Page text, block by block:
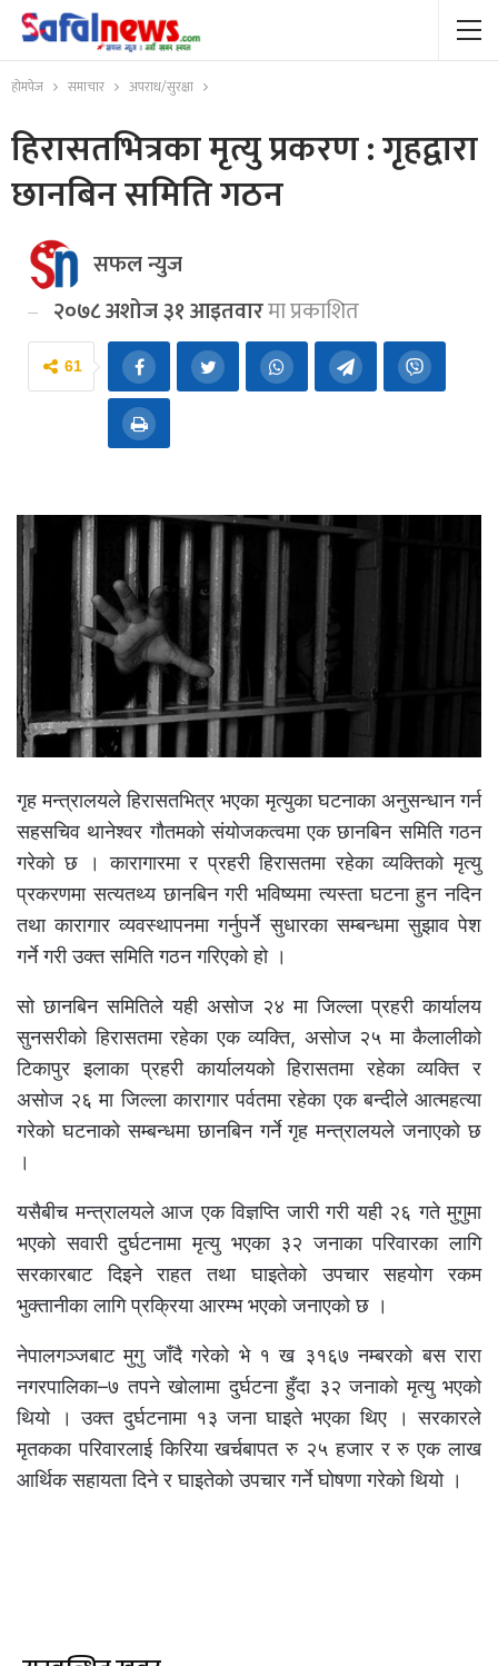
होमपेज समाचार अपराध/सुरक्षा
हिरासतभित्रका मृत्यु प्रकरण : गृहद्वारा
छानबिन समिति गठन
सफल न्युज
२०७८ अशोज ३१ आइतवारमा प्रकाशित
61
गृह मन्त्रालयले हिरासतभित्र भएका मृत्युका घटनाका अनुसन्धान गर्न
सहसचिव थानेश्वर गौतमको संयोजकत्वमा एक छानबिन समिति गठन
गरेको छ । कारागारमा र प्रहरी हिरासतमा रहेका व्यक्तिको मृत्यु
प्रकरणमा सत्यतथ्य छानबिन गरी भविष्यमा त्यस्ता घटना हुन नदिन
तथा कारागार व्यवस्थापनमा गर्नुपर्ने सुधारका सम्बन्धमा सुझाव पेश
गर्ने गरी उक्त समिति गठन गरिएको हो ।
सो छानबिन समितिले यही असोज २४ मा जिल्ला प्रहरी कार्यालय
सुनसरीको हिरासतमा रहेका एक व्यक्ति, असोज २५ मा कैलालीको
टिकापुर इलाका प्रहरी कार्यालयको हिरासतमा रहेका व्यक्ति र
असोज २६ मा जिल्ला कारागार पर्वतमा रहेका एक बन्दीले आत्महत्या
गरेको घटनाको सम्बन्धमा छानबिन गर्ने गृह मन्त्रालयले जनाएको छ
।
यसैबीच मन्त्रालयले आज एक विज्ञप्ति जारी गरी यही २६ गते मुगुमा
भएको सवारी दुर्घटनामा मृत्यु भएका ३२ जनाका परिवारका लागि
सरकारबाट दिइने राहत तथा घाइतेको उपचार सहयोग रकम
भुक्तानीका लागि प्रक्रिया आरम्भ भएको जनाएको छ ।
नेपालगञ्जबाट मुगु जाँदै गरेको भे १ ख ३१६७ नम्बरको बस रारा
नगरपालिका–७ तपने खोलामा दुर्घटना हुँदा ३२ जनाको मृत्यु भएको
थियो । उक्त दुर्घटनामा १३ जना घाइते भएका थिए । सरकारले
मृतकका परिवारलाई किरिया खर्चबापत रु २५ हजार र रु एक लाख
आर्थिक सहायता दिने र घाइतेको उपचार गर्ने घोषणा गरेको थियो ।